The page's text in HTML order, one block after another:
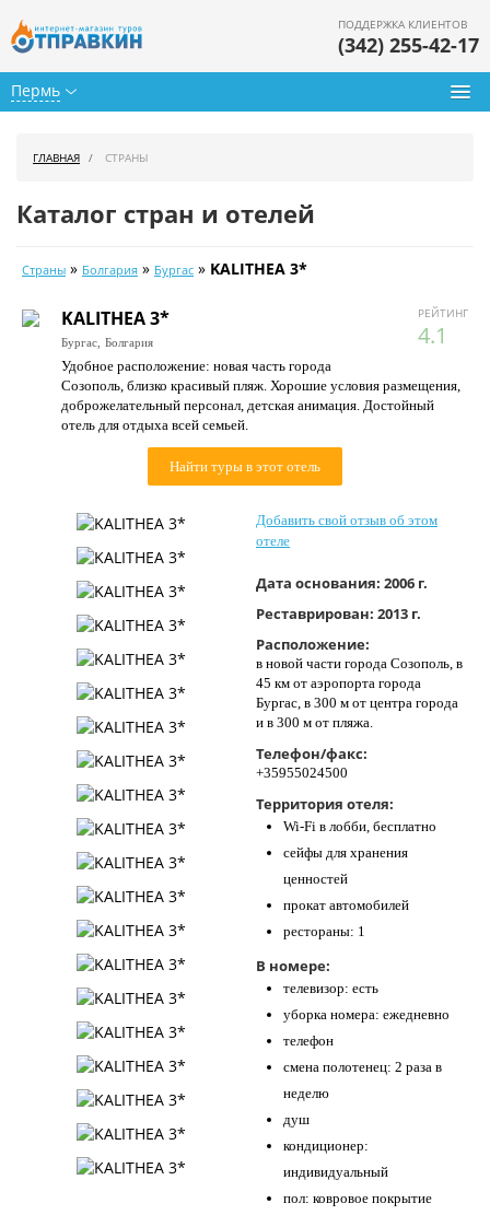
Пермь
ПОДДЕРЖКА КЛИЕНТОВ
(342) 255-42-17
Календарь туров
Цены дня
Страны
Как купить
Контакты
ГЛАВНАЯ СТРАНЫ
Каталог стран и отелей
Страны » Болгария » Бургас » KALITHEA 3*
РЕЙТИНГ
4.1
KALITHEA 3*
Бургас, Болгария
Удобное расположение: новая часть города
Созополь, близко красивый пляж. Хорошие условия размещения,
доброжелательный персонал, детская анимация. Достойный
отель для отдыха всей семьей.
Найти туры в этот отель
Добавить свой отзыв об этом
отеле
Дата основания: 2006 г.
Реставрирован: 2013 г.
Расположение:
в новой части города Созополь, в
45 км от аэропорта города
Бургас, в 300 м от центра города
и в 300 м от пляжа.
Телефон/факс:
+35955024500
Территория отеля:
Wi-Fi в лобби, бесплатно
сейфы для хранения
ценностей
прокат автомобилей
рестораны: 1
В номере:
телевизор: есть
уборка номера: ежедневно
телефон
смена полотенец: 2 раза в
неделю
душ
кондиционер:
индивидуальный
пол: ковровое покрытие